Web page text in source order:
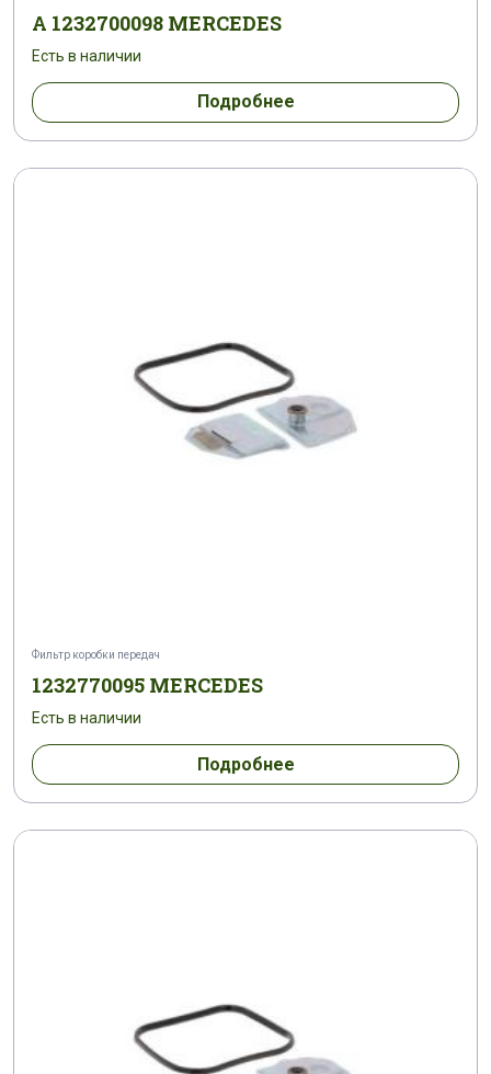
A 1232700098 MERCEDES
Есть в наличии
Подробнее
Фильтр коробки передач
1232770095 MERCEDES
Есть в наличии
Подробнее